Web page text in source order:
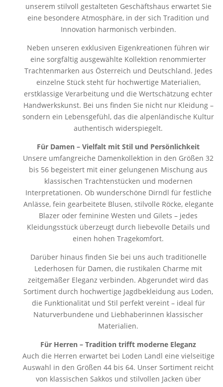
unserem stilvoll gestalteten Geschäftshaus erwartet Sie
eine besondere Atmosphäre, in der sich Tradition und
Innovation harmonisch verbinden.
Neben unseren exklusiven Eigenkreationen führen wir
eine sorgfältig ausgewählte Kollektion renommierter
Trachtenmarken aus Österreich und Deutschland. Jedes
einzelne Stück steht für hochwertige Materialien,
erstklassige Verarbeitung und die Wertschätzung echter
Handwerkskunst. Bei uns finden Sie nicht nur Kleidung –
sondern ein Lebensgefühl, das die alpenländische Kultur
authentisch widerspiegelt.
Für Damen – Vielfalt mit Stil und Persönlichkeit
Unsere umfangreiche Damenkollektion in den Größen 32
bis 56 begeistert mit einer gelungenen Mischung aus
klassischen Trachtenstücken und modernen
Interpretationen. Ob wunderschöne Dirndl für festliche
Anlässe, fein gearbeitete Blusen, stilvolle Röcke, elegante
Blazer oder feminine Westen und Gilets – jedes
Kleidungsstück überzeugt durch liebevolle Details und
einen hohen Tragekomfort.
Darüber hinaus finden Sie bei uns auch traditionelle
Lederhosen für Damen, die rustikalen Charme mit
zeitgemäßer Eleganz verbinden. Abgerundet wird das
Sortiment durch hochwertige Jagdbekleidung aus Loden,
die Funktionalität und Stil perfekt vereint – ideal für
Naturverbundene und Liebhaberinnen klassischer
Materialien.
Für Herren – Tradition trifft moderne Eleganz
Auch die Herren erwartet bei Loden Landl eine vielseitige
Auswahl in den Größen 44 bis 64. Unser Sortiment reicht
von klassischen Sakkos und stilvollen Jacken über